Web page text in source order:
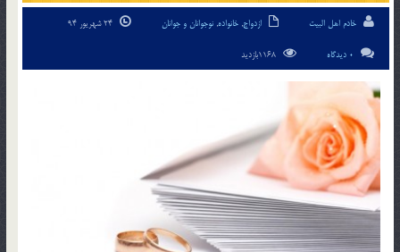
خادم اهل البیت ازدواج, خانواده, نوجوانان و جوانان
0 دیدگاه